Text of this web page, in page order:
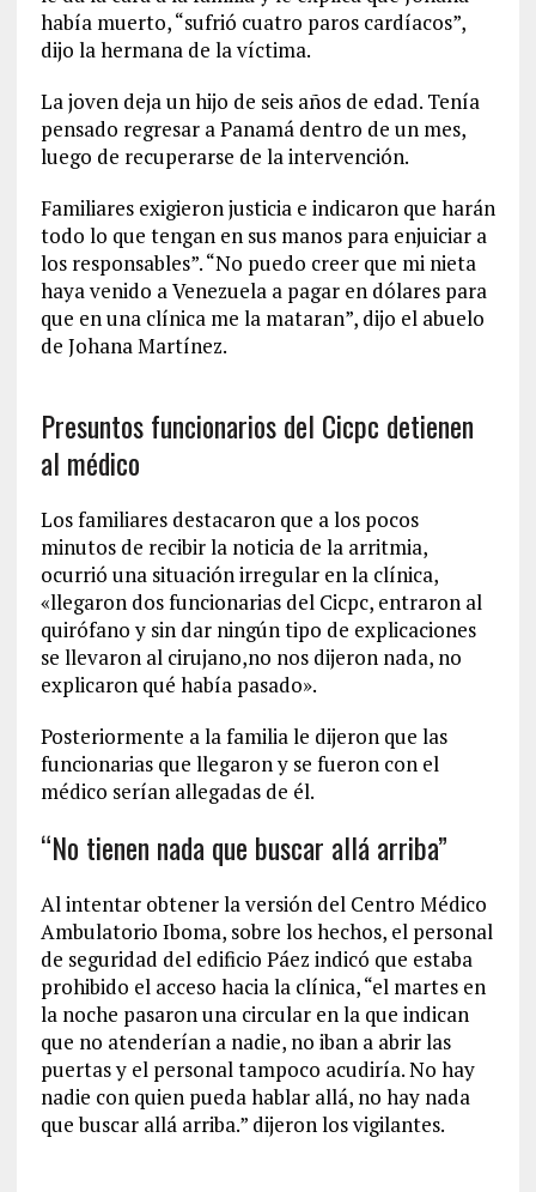
había muerto, “sufrió cuatro paros cardíacos”,
dijo la hermana de la víctima.
La joven deja un hijo de seis años de edad. Tenía
pensado regresar a Panamá dentro de un mes,
luego de recuperarse de la intervención.
Familiares exigieron justicia e indicaron que harán
todo lo que tengan en sus manos para enjuiciar a
los responsables”. “No puedo creer que mi nieta
haya venido a Venezuela a pagar en dólares para
que en una clínica me la mataran”, dijo el abuelo
de Johana Martínez.
Presuntos funcionarios del Cicpc detienen
al médico
Los familiares destacaron que a los pocos
minutos de recibir la noticia de la arritmia,
ocurrió una situación irregular en la clínica,
«llegaron dos funcionarias del Cicpc, entraron al
quirófano y sin dar ningún tipo de explicaciones
se llevaron al cirujano,no nos dijeron nada, no
explicaron qué había pasado».
Posteriormente a la familia le dijeron que las
funcionarias que llegaron y se fueron con el
médico serían allegadas de él.
“No tienen nada que buscar allá arriba”
Al intentar obtener la versión del Centro Médico
Ambulatorio Iboma, sobre los hechos, el personal
de seguridad del edificio Páez indicó que estaba
prohibido el acceso hacia la clínica, “el martes en
la noche pasaron una circular en la que indican
que no atenderían a nadie, no iban a abrir las
puertas y el personal tampoco acudiría. No hay
nadie con quien pueda hablar allá, no hay nada
que buscar allá arriba.” dijeron los vigilantes.